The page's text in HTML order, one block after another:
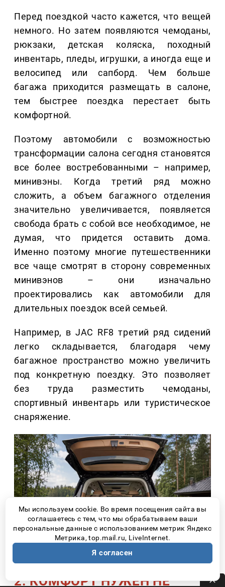
Перед поездкой часто кажется, что вещей
немного. Но затем появляются чемоданы,
рюкзаки, детская коляска, походный
инвентарь, пледы, игрушки, а иногда еще и
велосипед или сапборд. Чем больше
багажа приходится размещать в салоне,
тем быстрее поездка перестает быть
комфортной.
Поэтому автомобили с возможностью
трансформации салона сегодня становятся
все более востребованными – например,
минивэны. Когда третий ряд можно
сложить, а объем багажного отделения
значительно увеличивается, появляется
свобода брать с собой все необходимое, не
думая, что придется оставить дома.
Именно поэтому многие путешественники
все чаще смотрят в сторону современных
минивэнов – они изначально
проектировались как автомобили для
длительных поездок всей семьей.
Например, в JAC RF8 третий ряд сидений
легко складывается, благодаря чему
багажное пространство можно увеличить
под конкретную поездку. Это позволяет
без труда разместить чемоданы,
спортивный инвентарь или туристическое
снаряжение.
2. КОМФОРТ НУЖЕН НЕ
Мы используем cookie. Во время посещения сайта вы
соглашаетесь с тем, что мы обрабатываем ваши
персональные данные с использованием метрик Яндекс
Метрика, top.mail.ru, LiveInternet.
Я согласен